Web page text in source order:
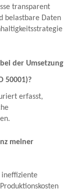
transparent
belastbare Daten
der Umsetzung
50001)?
erfasst,
meiner
ineffiziente